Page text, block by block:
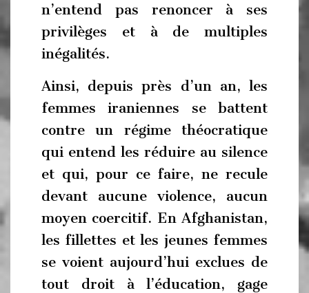
n’entend pas renoncer à ses
privilèges et à de multiples
inégalités.
Ainsi, depuis près d’un an, les
femmes iraniennes se battent
contre un régime théocratique
qui entend les réduire au silence
et qui, pour ce faire, ne recule
devant aucune violence, aucun
moyen coercitif. En Afghanistan,
les fillettes et les jeunes femmes
se voient aujourd’hui exclues de
tout droit à l’éducation, gage